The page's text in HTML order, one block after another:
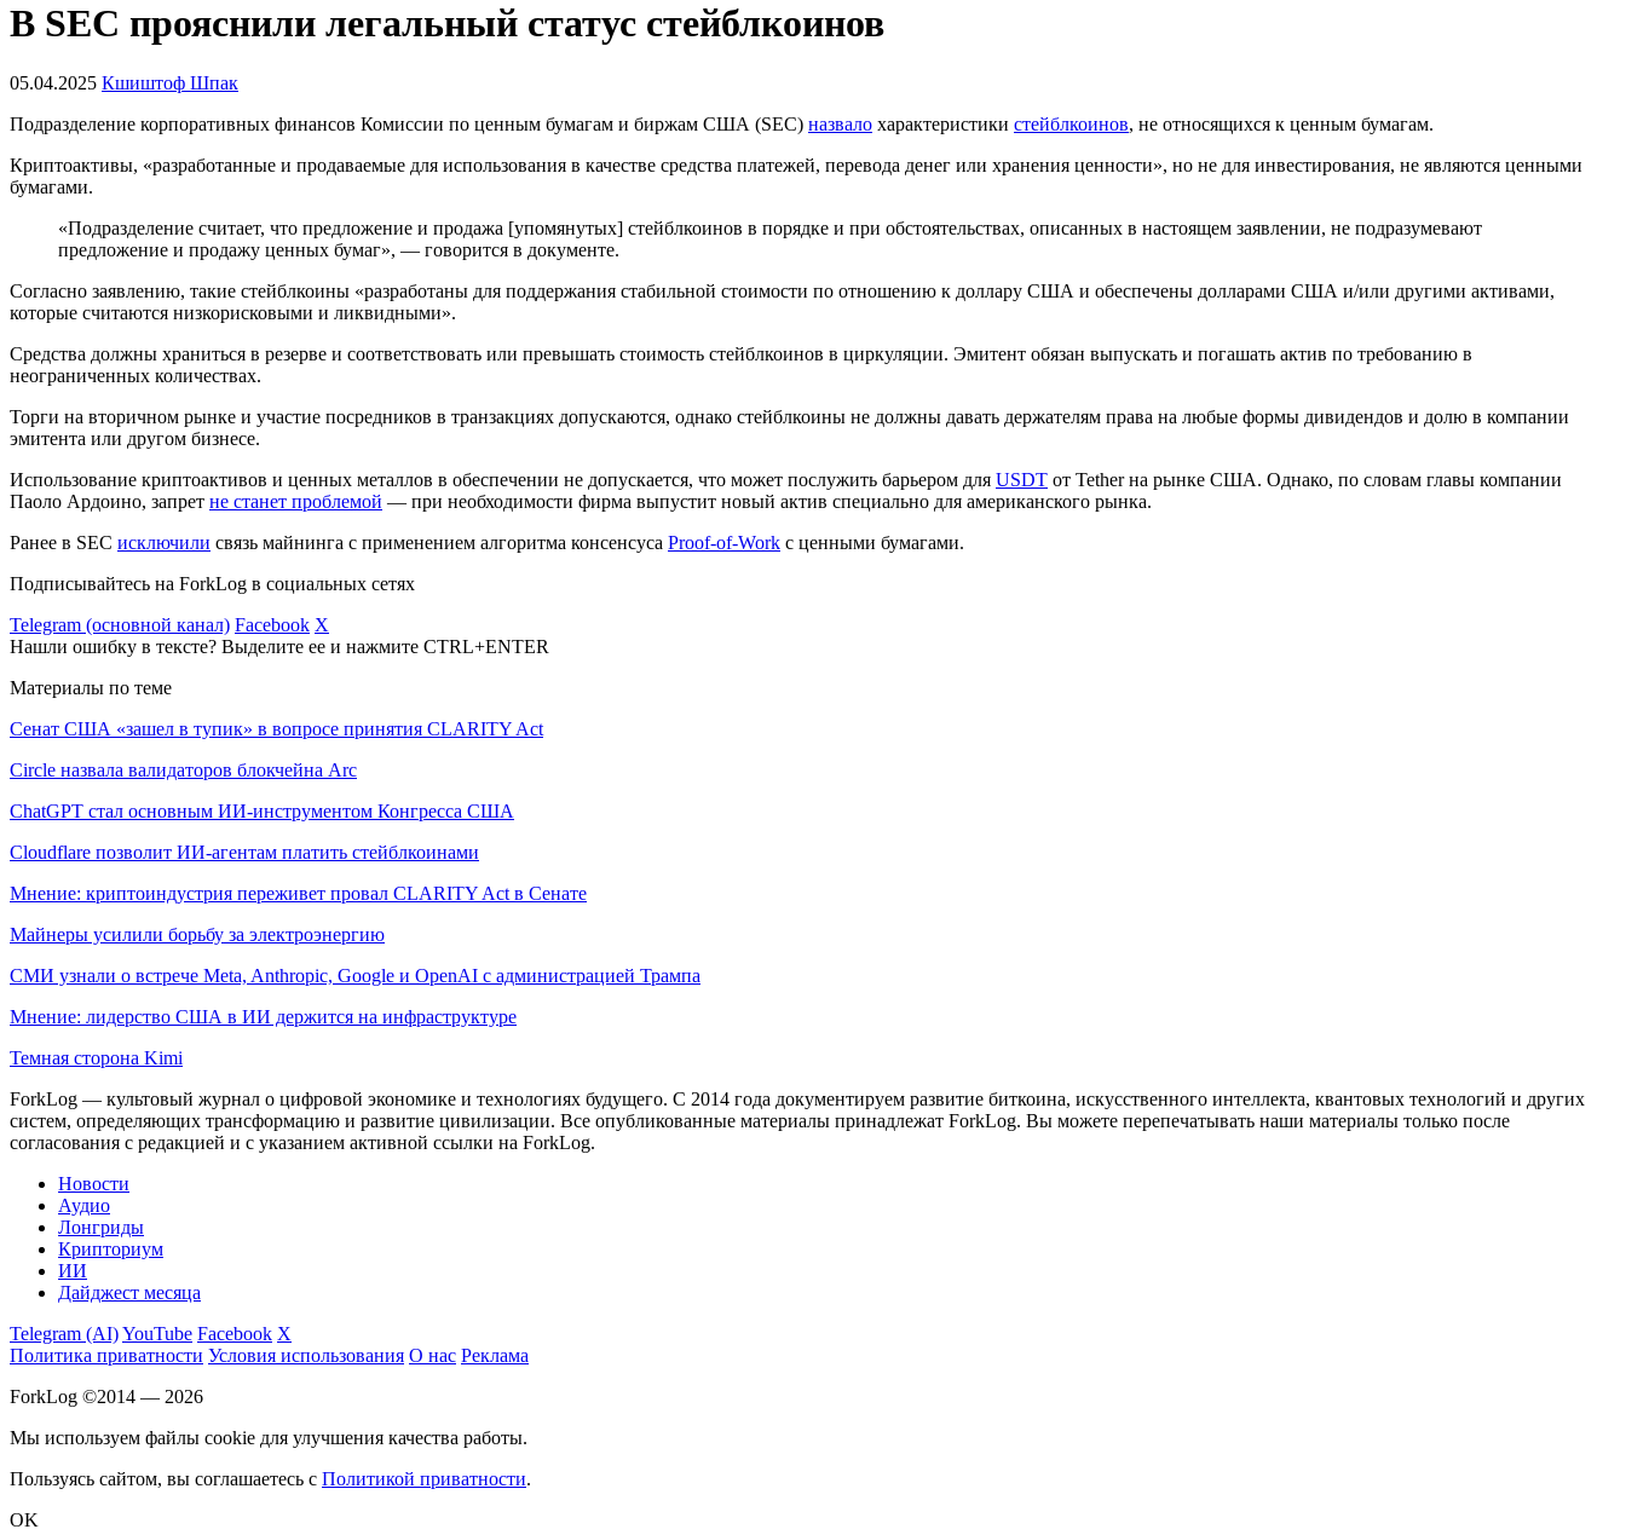
В SEC прояснили легальный статус стейблкоинов
05.04.2025 Кшиштоф Шпак
Подразделение корпоративных финансов Комиссии по ценным бумагам и биржам США (SEC) назвало характеристики стейблкоинов, не относящихся к ценным бумагам.
Криптоактивы, «разработанные и продаваемые для использования в качестве средства платежей, перевода денег или хранения ценности», но не для инвестирования, не являются ценными
бумагами.
«Подразделение считает, что предложение и продажа [упомянутых] стейблкоинов в порядке и при обстоятельствах, описанных в настоящем заявлении, не подразумевают
предложение и продажу ценных бумаг», — говорится в документе.
Согласно заявлению, такие стейблкоины «разработаны для поддержания стабильной стоимости по отношению к доллару США и обеспечены долларами США и/или другими активами,
которые считаются низкорисковыми и ликвидными».
Средства должны храниться в резерве и соответствовать или превышать стоимость стейблкоинов в циркуляции. Эмитент обязан выпускать и погашать актив по требованию в
неограниченных количествах.
Торги на вторичном рынке и участие посредников в транзакциях допускаются, однако стейблкоины не должны давать держателям права на любые формы дивидендов и долю в компании
эмитента или другом бизнесе.
Использование криптоактивов и ценных металлов в обеспечении не допускается, что может послужить барьером для USDT от Tether на рынке США. Однако, по словам главы компании
Паоло Ардоино, запрет не станет проблемой — при необходимости фирма выпустит новый актив специально для американского рынка.
Ранее в SEC исключили связь майнинга с применением алгоритма консенсуса Proof-of-Work с ценными бумагами.
Подписывайтесь на ForkLog в социальных сетях
Telegram (основной канал) Facebook X
Нашли ошибку в тексте? Выделите ее и нажмите CTRL+ENTER
Материалы по теме
Сенат США «зашел в тупик» в вопросе принятия CLARITY Act
Circle назвала валидаторов блокчейна Arc
ChatGPT стал основным ИИ-инструментом Конгресса США
Cloudflare позволит ИИ-агентам платить стейблкоинами
Мнение: криптоиндустрия переживет провал CLARITY Act в Сенате
Майнеры усилили борьбу за электроэнергию
СМИ узнали о встрече Meta, Anthropic, Google и OpenAI с администрацией Трампа
Мнение: лидерство США в ИИ держится на инфраструктуре
Темная сторона Kimi
ForkLog — культовый журнал о цифровой экономике и технологиях будущего. С 2014 года документируем развитие биткоина, искусственного интеллекта, квантовых технологий и других
систем, определяющих трансформацию и развитие цивилизации. Все опубликованные материалы принадлежат ForkLog. Вы можете перепечатывать наши материалы только после
согласования с редакцией и с указанием активной ссылки на ForkLog.
Новости
Аудио
Лонгриды
Крипториум
ИИ
Дайджест месяца
Telegram (AI)YouTube Facebook X
Политика приватности Условия использования О нас Реклама
ForkLog ©2014 — 2026
Мы используем файлы cookie для улучшения качества работы.
Пользуясь сайтом, вы соглашаетесь с Политикой приватности.
OK